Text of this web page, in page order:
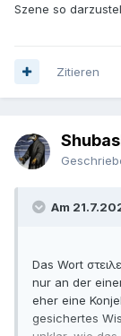
Szene so
Zitieren
Am
Das Wort
nur an der
eher eine
gesichertes